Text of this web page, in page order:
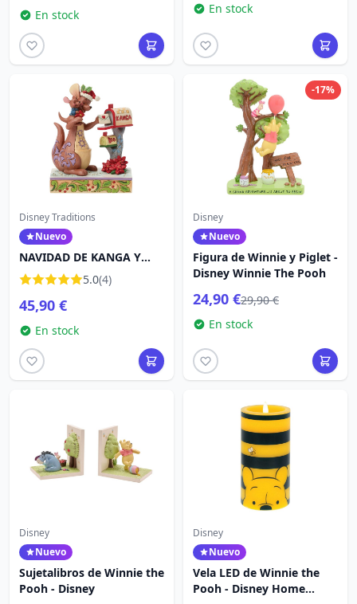
En stock En stock
Disney Traditions
Nuevo
NAVIDAD DE KANGA Y
ROO - DISNEY
TRADITIONS
5.0(4)
45,90 €
En stock
-17%
Disney
Nuevo
Figura de Winnie y Piglet -
Disney Winnie The Pooh
24,90 €29,90 €
En stock
Disney
Nuevo
Sujetalibros de Winnie the
Pooh - Disney
Disney
Nuevo
Vela LED de Winnie the
Pooh - Disney Home